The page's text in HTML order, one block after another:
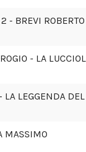
- BREVI ROBERTO
- LA
LEGGENDA
MASSIMO